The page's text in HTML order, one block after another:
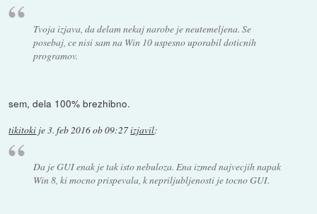
Tvoja izjava, da delam nekaj narobe je neutemeljena. Se
posebaj, ce nisi sam na Win 10 uspesno uporabil doticnih
programov.
sem, dela 100% brezhibno.
tikitoki je3. feb 2016 ob 09:27izjavil:
Da je GUI enak je tak isto nebuloza. Ena izmed najvecjih napak
Win 8, ki mocno prispevala, k nepriljubljenosti je tocno GUI.